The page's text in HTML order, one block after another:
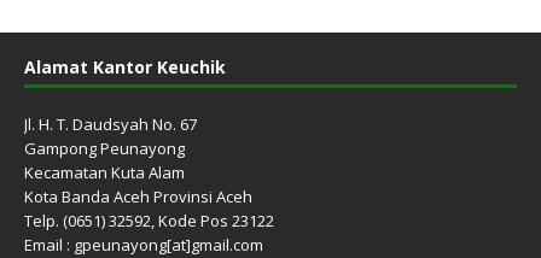
Alamat Kantor Keuchik
Jl. H. T. Daudsyah No. 67
Gampong Peunayong
Kecamatan Kuta Alam
Kota Banda Aceh Provinsi Aceh
Telp. (0651) 32592, Kode Pos 23122
Email : gpeunayong[at]gmail.com